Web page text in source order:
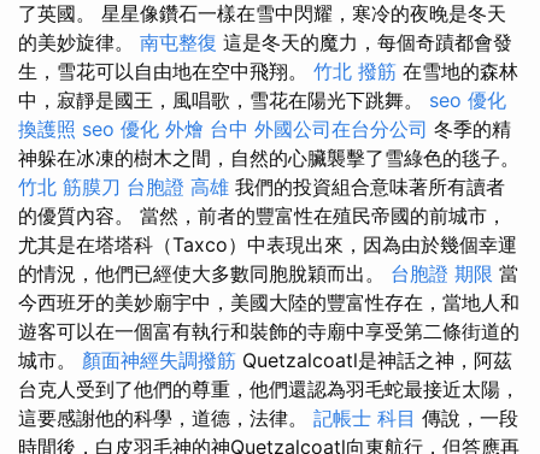
了英國。 星星像鑽石一樣在雪中閃耀，寒冷的夜晚是冬天
的美妙旋律。 南屯整復 這是冬天的魔力，每個奇蹟都會發
生，雪花可以自由地在空中飛翔。 竹北 撥筋 在雪地的森林
中，寂靜是國王，風唱歌，雪花在陽光下跳舞。 seo 優化
換護照 seo 優化 外燴 台中 外國公司在台分公司 冬季的精
神躲在冰凍的樹木之間，自然的心臟襲擊了雪綠色的毯子。
竹北 筋膜刀 台胞證 高雄 我們的投資組合意味著所有讀者
的優質內容。 當然，前者的豐富性在殖民帝國的前城市，
尤其是在塔塔科（Taxco）中表現出來，因為由於幾個幸運
的情況，他們已經使大多數同胞脫穎而出。 台胞證 期限 當
今西班牙的美妙廟宇中，美國大陸的豐富性存在，當地人和
遊客可以在一個富有執行和裝飾的寺廟中享受第二條街道的
城市。 顏面神經失調撥筋 Quetzalcoatl是神話之神，阿茲
台克人受到了他們的尊重，他們還認為羽毛蛇最接近太陽，
這要感謝他的科學，道德，法律。 記帳士 科目 傳說，一段
時間後，白皮羽毛神的神Quetzalcoatl向東航行，但答應再